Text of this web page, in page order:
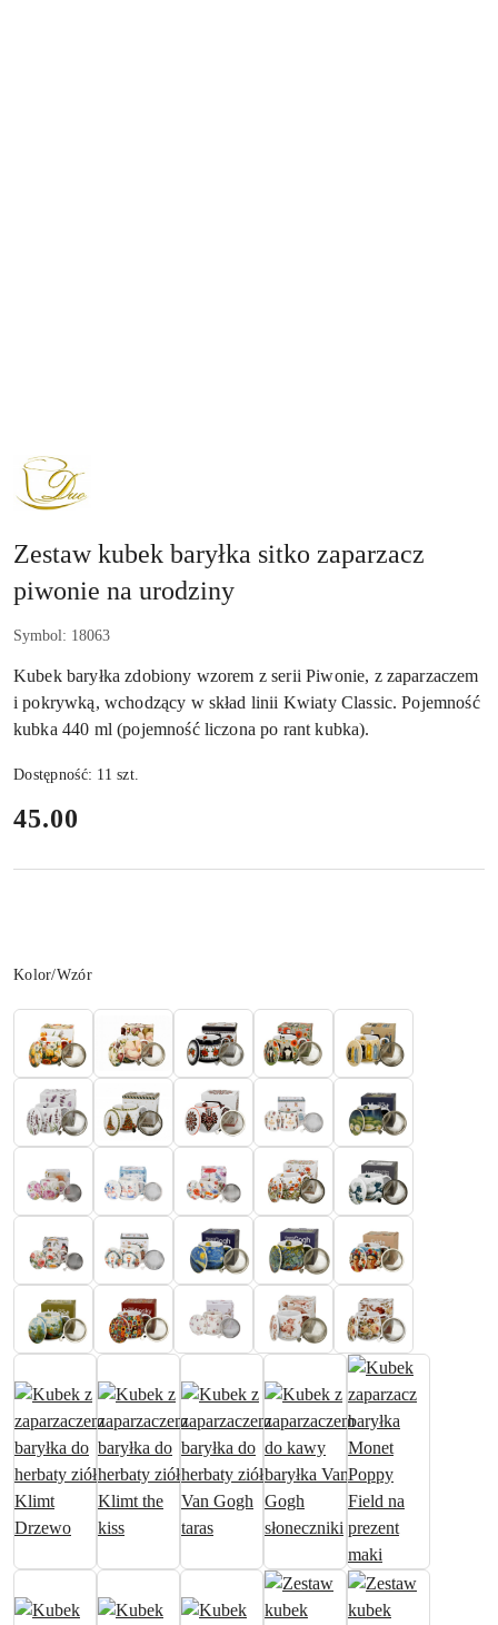
NAZWA
PRODUCENTA:
DUO
Zestaw kubek baryłka sitko zaparzacz
piwonie na urodziny
Symbol: 18063
Kubek baryłka zdobiony wzorem z serii Piwonie, z zaparzaczem
i pokrywką, wchodzący w skład linii Kwiaty Classic. Pojemność
kubka 440 ml (pojemność liczona po rant kubka).
Dostępność: 11szt.
cena:
45.00
Wariant
Kolor/Wzór